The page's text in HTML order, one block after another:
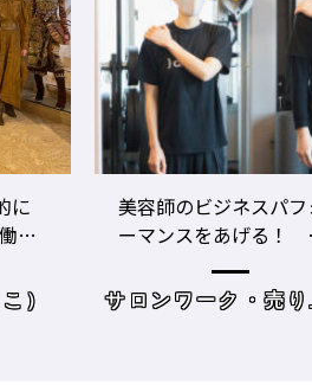
美容師のビジネスパフォ
ーマンスをあげる！ ト
レーニングジムに潜入
サロンワーク・売り上げ